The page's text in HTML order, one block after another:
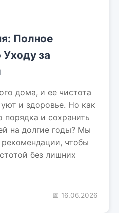
Полное
Уходу за
дома, и ее чистота
и здоровье. Но как
порядка и сохранить
на долгие годы? Мы
чтобы
без лишних
📅 16.06.2026